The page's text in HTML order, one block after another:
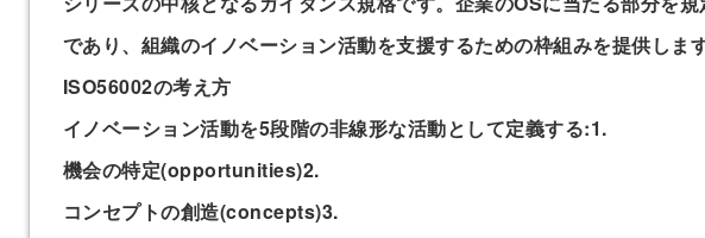
であり、組織のイノベーション活動を支援するための枠組みを提供しま
ISO56002の考え方
イノベーション活動を5段階の非線形な活動として定義する:1.
機会の特定(opportunities)2.
コンセプトの創造(concepts)3.